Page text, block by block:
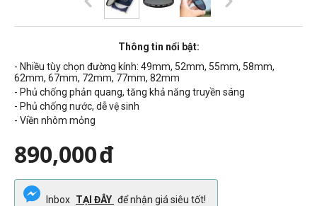
Thông tin nổi bật:
- Nhiều tùy chọn đường kính: 49mm, 52mm, 55mm, 58mm,
62mm, 67mm, 72mm, 77mm, 82mm
- Phủ chống phản quang, tăng khả năng truyền sáng
- Phủ chống nước, dễ vệ sinh
- Viền nhôm mỏng
890,000đ
Inbox TẠI ĐÂY để nhận giá siêu tốt!